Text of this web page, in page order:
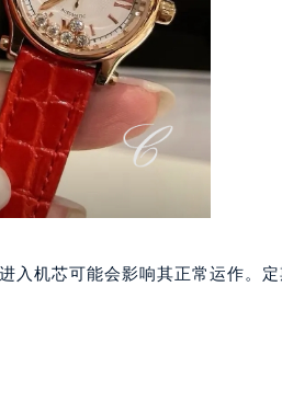
21层2102室（需提前预约）
字楼20层01室（需提前预约）
（需提前预约）
提前预约）
提前预约）
提前预约）
需提前预约）
（需提前预约）
（需提前预约）
入机芯可能会影响其正常运作。